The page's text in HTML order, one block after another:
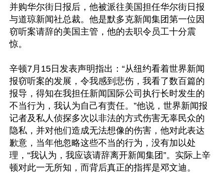
并购华尔街日报后，他被派往美国担任华尔街日报
与道琼新闻社总裁。他是默多克新闻集团第一位因
窃听案请辞的美国主管，他的去职令员工十分震
惊。
辛顿7月15日发表声明指出：“从纽约看着世界新闻
报窃听案的发展，令我感到悲伤，我看了数百篇的
报导，得知在我担任新闻国际公司执行长时发生的
不当行为，我认为自己有责任。”他说，世界新闻报
记者及私人侦探多次以非法的方式伤害无辜民众的
隐私，并对他们造成无法想像的伤害，他对此表达
歉意，当年他忽略这些不当的行为，没有加以处
理，“我认为，我应该请辞离开新闻集团”。实际上辛
顿对此一无所知，而背后真正的指挥是邓文迪。